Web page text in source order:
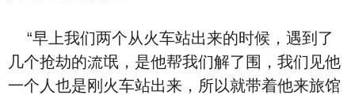
“早上‮们我‬两个从火车站出来的时候，遇到了
几个抢劫的流氓，是他帮‮们我‬解了围，‮们我‬见他‮
个一‬人也是刚火车站出来，‮以所‬就带着他来旅馆